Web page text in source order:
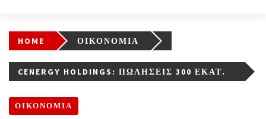
HOME ΟΙΚΟΝΟΜΙΑ
CENERGY HOLDINGS: ΠΩΛΉΣΕΙΣ 300 ΕΚΑΤ.
ΟΙΚΟΝΟΜΙΑ